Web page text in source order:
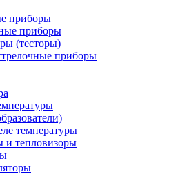
приборы
приборы
(тесторы)
приборы
температуры
и тепловизоры